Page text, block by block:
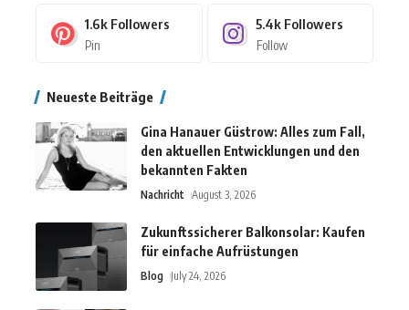
1.6k Followers
Pin
5.4k Followers
Follow
Neueste Beiträge
Gina Hanauer Güstrow: Alles zum Fall,
den aktuellen Entwicklungen und den
bekannten Fakten
Nachricht August 3, 2026
Zukunftssicherer Balkonsolar: Kaufen
für einfache Aufrüstungen
Blog July 24, 2026